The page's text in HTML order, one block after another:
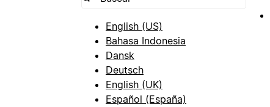
English (US)
Bahasa Indonesia
Dansk
Deutsch
English (UK)
Español (España)